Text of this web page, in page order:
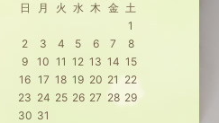
日
月 火 水 木 金 土
1
2
3 4 5 6 7
8
9
10 11 12 13 14 15
16 17 18 19 20 21 22
23 24 25 26 27 28 29
30 31